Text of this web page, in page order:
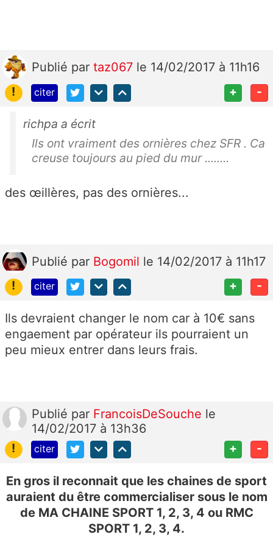
Publié par taz067 le 14/02/2017 à 11h16
!
citer + -
richpa a écrit
Ils ont vraiment des ornières chez SFR . Ca
creuse toujours au pied du mur ........
des œillères, pas des ornières...
Publié par Bogomil le 14/02/2017 à 11h17
!
citer + -
Ils devraient changer le nom car à 10€ sans
engaement par opérateur ils pourraient un
peu mieux entrer dans leurs frais.
Publié par FrancoisDeSouche le
14/02/2017 à 13h36
!
citer + -
En gros il reconnait que les chaines de sport
auraient du être commercialiser sous le nom
de MA CHAINE SPORT 1, 2, 3, 4 ou RMC
SPORT 1, 2, 3, 4.